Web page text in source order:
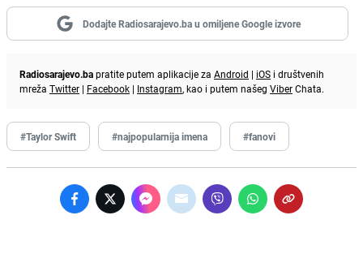
Dodajte Radiosarajevo.ba u omiljene Google izvore
Radiosarajevo.bapratite putem aplikacije za Android | iOS i društvenih
mreža Twitter | Facebook | Instagram, kao i putem našeg ViberChata.
#Taylor Swift #najpopularnija imena #fanovi